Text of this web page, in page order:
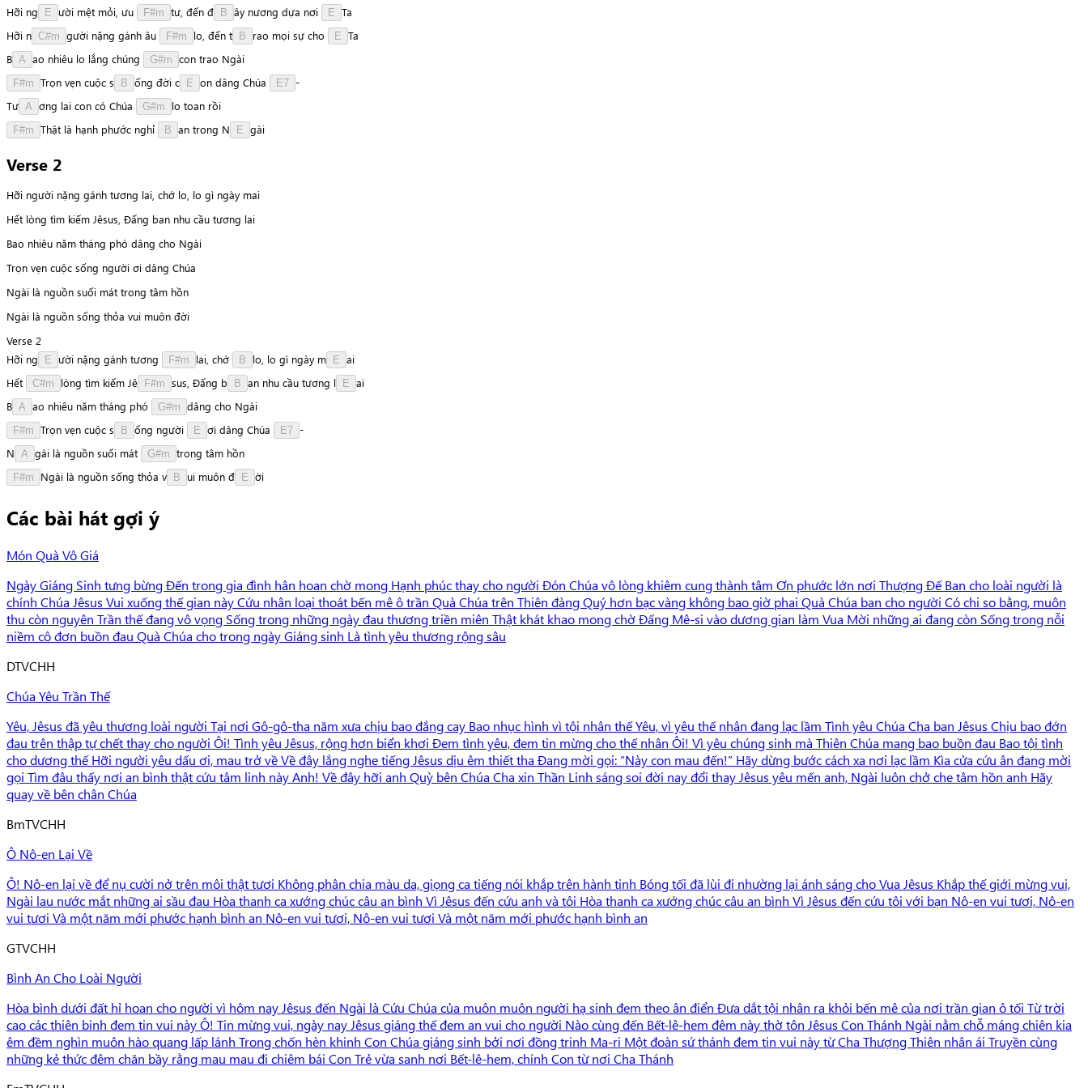
Hỡi ng E ười mệt mỏi, ưu F#m tư đến đ B ây nương dựa nơi E Ta
Hỡi n C#m gười nặng gánh âu F#m lo đến t B rao mọi sự cho E Ta
B A ao nhiêu lo lắng chúng G#m con trao Ngài
F#m Trọn vẹn cuộc s B ống đời c E on dâng Chúa E7 -
Tư A ơng lai con có Chúa G#m lo toan rồi
F#m Thật là hạnh phước nghỉ B an trong N E gài
Verse 2
Hỡi người nặng gánh tương lai, chớ lo, lo gì ngày mai
Hết lòng tìm kiếm Jêsus, Đấng ban nhu cầu tương lai
Bao nhiêu năm tháng phó dâng cho Ngài
Trọn vẹn cuộc sống người ơi dâng Chúa
Ngài là nguồn suối mát trong tâm hồn
Ngài là nguồn sống thỏa vui muôn đời
Verse 2
Hỡi ng E ười nặng gánh tương F#m lai, chớ B lo, lo gì ngày m E ai
Hết
C#m lòng tìm kiếm Jê F#m sus, Đấng b B an nhu cầu tương l E ai
B A ao nhiêu năm tháng phó G#m dâng cho Ngài
F#m Trọn vẹn cuộc s B ống người E ơi dâng Chúa E7 -
N A gài là nguồn suối mát G#m trong tâm hồn
F#m Ngài là nguồn sống thỏa v B ui muôn đ E ời
Các bài hát gợi ý
Món Quà Vô Giá
Ngày Giáng Sinh tưng bừng Đến trong gia đình hân hoan chờ mong Hạnh phúc thay cho người Đón Chúa vô lòng khiêm cung thành tâm Ơn phước lớn nơi Thượng Đế Ban cho loài người là
chính Chúa Jêsus Vui xuống thế gian này Cứu nhân loại thoát bến mê ô trần Quà Chúa trên Thiên đàng Quý hơn bạc vàng không bao giờ phai Quà Chúa ban cho người Có chi so bằng, muôn
thu còn nguyên Trần thế đang vô vọng Sống trong những ngày đau thương triền miên Thật khát khao mong chờ Đấng Mê-si vào dương gian làm Vua Mời những ai đang còn Sống trong nỗi
niềm cô đơn buồn đau Quà Chúa cho trong ngày Giáng sinh Là tình yêu thương rộng sâu
DTVCHH
Chúa Yêu Trần Thế
Yêu, Jêsus đã yêu thương loài người Tại nơi Gô-gô-tha năm xưa chịu bao đắng cay Bao nhục hình vì tội nhân thế Yêu, vì yêu thế nhân đang lạc lầm Tình yêu Chúa Cha ban Jêsus Chịu bao đớn
đau trên thập tự chết thay cho người Ôi! Tình yêu Jêsus, rộng hơn biển khơi Đem tình yêu, đem tin mừng cho thế nhân Ôi! Vì yêu chúng sinh mà Thiên Chúa mang bao buồn đau Bao tội tình
cho dương thế Hỡi người yêu dấu ơi, mau trở về Về đây lắng nghe tiếng Jêsus dịu êm thiết tha Đang mời gọi: “Này con mau đến!” Hãy dừng bước cách xa nơi lạc lầm Kìa cửa cứu ân đang mời
gọi Tìm đâu thấy nơi an bình thật cứu tâm linh này Anh! Về đây hỡi anh Quỳ bên Chúa Cha xin Thần Linh sáng soi đời nay đổi thay Jêsus yêu mến anh, Ngài luôn chở che tâm hồn anh Hãy
quay về bên chân Chúa
BmTVCHH
Ô Nô-en Lại Về
Ô! Nô-en lại về để nụ cười nở trên môi thật tươi Không phân chia màu da, giọng ca tiếng nói khắp trên hành tinh Bóng tối đã lùi đi nhường lại ánh sáng cho Vua Jêsus Khắp thế giới mừng vui,
Ngài lau nước mắt những ai sầu đau Hòa thanh ca xướng chúc câu an bình Vì Jêsus đến cứu anh và tôi Hòa thanh ca xướng chúc câu an bình Vì Jêsus đến cứu tôi với bạn Nô-en vui tươi, Nô-en
vui tươi Và một năm mới phước hạnh bình an Nô-en vui tươi, Nô-en vui tươi Và một năm mới phước hạnh bình an
GTVCHH
Bình An Cho Loài Người
Hòa bình dưới đất hỉ hoan cho người vì hôm nay Jêsus đến Ngài là Cứu Chúa của muôn muôn người hạ sinh đem theo ân điển Đưa dắt tội nhân ra khỏi bến mê của nơi trần gian ô tối Từ trời
cao các thiên binh đem tin vui này Ô! Tin mừng vui, ngày nay Jêsus giáng thế đem an vui cho người Nào cùng đến Bết-lê-hem đêm này thờ tôn Jêsus Con Thánh Ngài nằm chỗ máng chiên kia
êm đềm nghìn muôn hào quang lấp lánh Trong chốn hèn khinh Con Chúa giáng sinh bởi nơi đồng trinh Ma-ri Một đoàn sứ thánh đem tin vui này từ Cha Thượng Thiên nhân ái Truyền cùng
những kẻ thức đêm chăn bầy rằng mau mau đi chiêm bái Con Trẻ vừa sanh nơi Bết-lê-hem, chính Con từ nơi Cha Thánh